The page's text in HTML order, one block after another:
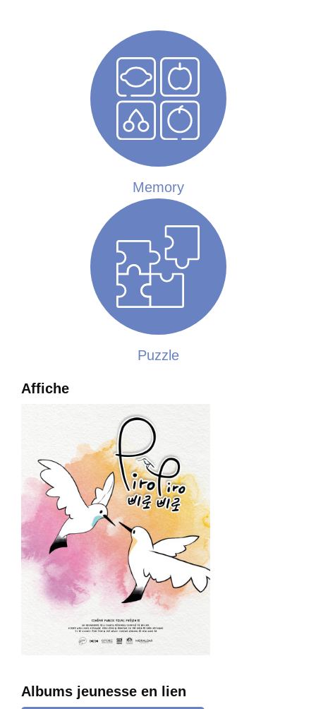
KOONG ! FLAP FLAP
De Min Sung-ah (Corée du Sud, 2013, 6 minutes)
Quand un crocodile endormi rencontre un petit oiseau.
A BIRD WHO LOVE A FLOWER
De Baek Mi-Young (Corée du Sud, 2011, 3 minutes)
L’histoire d’un oiseau qui aimait les fleurs.
BA-LAM
De Baek Mi-young (Corée du Sud, 2015, 9 minutes)
Le parcours initiatique d’un papillon bleu dont l’instinct
lui dicte de suivre des fleurs en se laissant porter au
gré du vent.
Memory
Puzzle
Affiche
Albums jeunesse en lien